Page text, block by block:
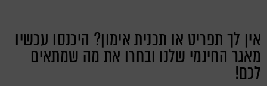
אין לך תפריט או תכנית אימון? היכנסו עכשיו
מאגר החינמי שלנו ובחרו את מה שמתאים
לכם!